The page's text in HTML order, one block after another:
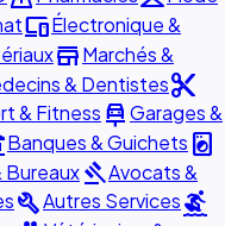
devicesÉlectronique &
storeMarchés &
& Dentistescontent_cut
& Fitness car_repairGarages &
Banques & Guichets local_laundry_service
BureauxgavelAvocats &
buildAutres Servicessurfing